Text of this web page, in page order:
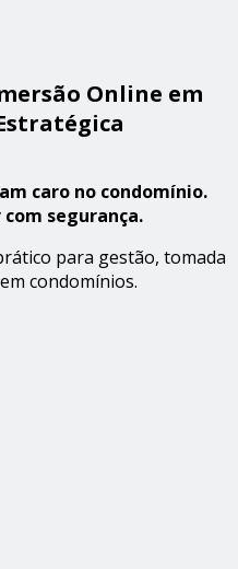
Online em
caro no condomínio.
segurança.
para gestão, tomada
condomínios.